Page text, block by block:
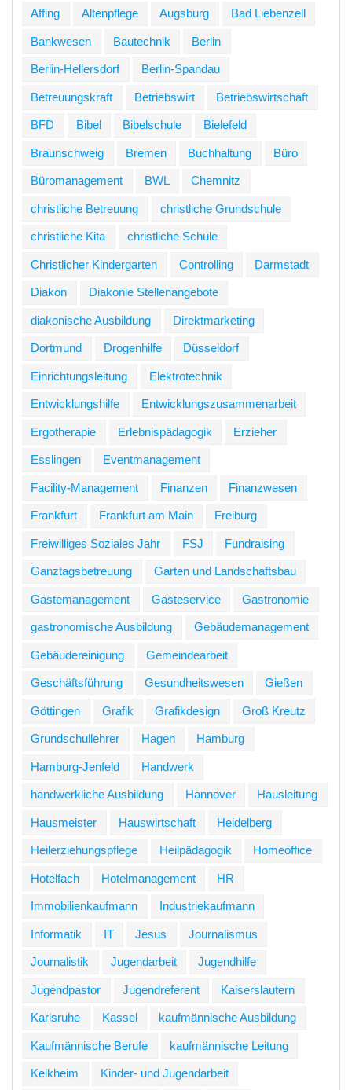
Affing Altenpflege Augsburg Bad Liebenzell
Bankwesen Bautechnik Berlin
Berlin-Hellersdorf Berlin-Spandau
Betreuungskraft Betriebswirt Betriebswirtschaft
BFD Bibel Bibelschule Bielefeld
Braunschweig Bremen Buchhaltung Büro
Büromanagement BWL Chemnitz
christliche Betreuung christliche Grundschule
christliche Kita christliche Schule
Christlicher Kindergarten Controlling Darmstadt
Diakon Diakonie Stellenangebote
diakonische Ausbildung Direktmarketing
Dortmund Drogenhilfe Düsseldorf
Einrichtungsleitung Elektrotechnik
Entwicklungshilfe Entwicklungszusammenarbeit
Ergotherapie Erlebnispädagogik Erzieher
Esslingen Eventmanagement
Facility-Management Finanzen Finanzwesen
Frankfurt Frankfurt am Main Freiburg
Freiwilliges Soziales Jahr FSJ Fundraising
Ganztagsbetreuung Garten und Landschaftsbau
Gästemanagement Gästeservice Gastronomie
gastronomische Ausbildung Gebäudemanagement
Gebäudereinigung Gemeindearbeit
Geschäftsführung Gesundheitswesen Gießen
Göttingen Grafik Grafikdesign Groß Kreutz
Grundschullehrer Hagen Hamburg
Hamburg-Jenfeld Handwerk
handwerkliche Ausbildung Hannover Hausleitung
Hausmeister Hauswirtschaft Heidelberg
Heilerziehungspflege Heilpädagogik Homeoffice
Hotelfach Hotelmanagement HR
Immobilienkaufmann Industriekaufmann
Informatik IT Jesus Journalismus
Journalistik Jugendarbeit Jugendhilfe
Jugendpastor Jugendreferent Kaiserslautern
Karlsruhe Kassel kaufmännische Ausbildung
Kaufmännische Berufe kaufmännische Leitung
Kelkheim Kinder- und Jugendarbeit